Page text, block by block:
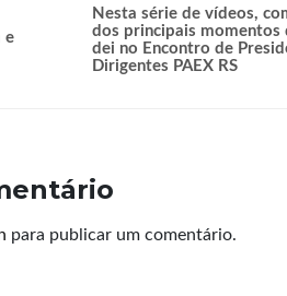
e
Nesta série de vídeos,
dos principais momentos
dei no Encontro de
Dirigentes PAEX RS
para publicar um comentário.